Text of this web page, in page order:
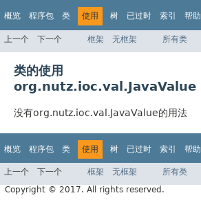
概览 程序包 类 使用 树 已过时 索引 帮助
上一个 下一个 框架 无框架 所有类
类的使用
org.nutz.ioc.val.JavaValue
没有org.nutz.ioc.val.JavaValue的用法
概览 程序包 类 使用 树 已过时 索引 帮助
上一个 下一个 框架 无框架
所有类
Copyright © 2017. All rights reserved.